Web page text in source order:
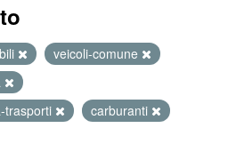
veicoli-comune
trasporti
carburanti